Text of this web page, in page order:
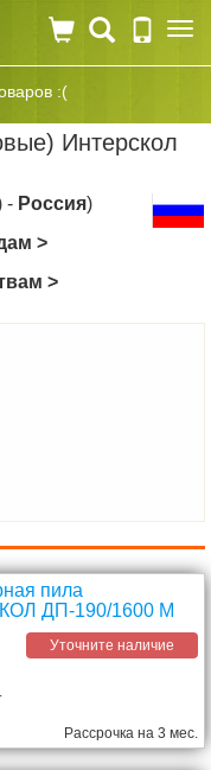
:(
Интерскол
- Россия)
>
>
пила
ДП-190/1600 М
Уточните наличие
Рассрочка на 3 мес.